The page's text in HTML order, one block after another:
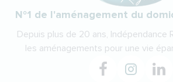
N°1 de l'aménagement du
Depuis plus de 20 ans, Indépendance
les aménagements pour une vie